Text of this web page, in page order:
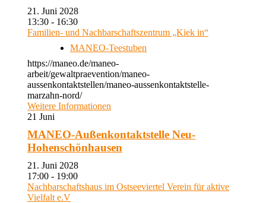
21. Juni 2028
13:30 - 16:30
Familien- und Nachbarschaftszentrum „Kiek in“
MANEO-Teestuben
https://maneo.de/maneo-
arbeit/gewaltpraevention/maneo-
aussenkontaktstellen/maneo-aussenkontaktstelle-
marzahn-nord/
Weitere Informationen
21 Juni
MANEO-Außenkontaktstelle Neu-
Hohenschönhausen
21. Juni 2028
17:00 - 19:00
Nachbarschaftshaus im Ostseeviertel Verein für aktive
Vielfalt e.V